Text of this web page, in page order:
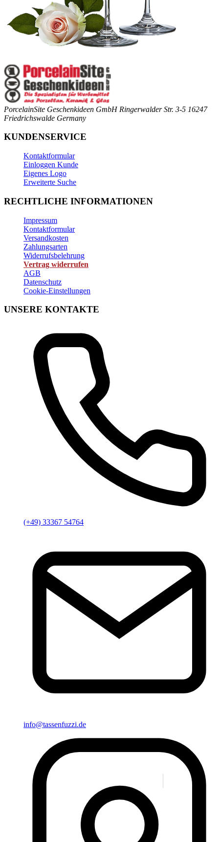
PorcelainSite Geschenkideen GmbH Ringerwalder Str. 3-5 16247
Friedrichswalde Germany
KUNDENSERVICE
Kontaktformular
Einloggen Kunde
Eigenes Logo
Erweiterte Suche
RECHTLICHE INFORMATIONEN
Impressum
Kontaktformular
Versandkosten
Zahlungsarten
Widerrufsbelehrung
Vertrag widerrufen
AGB
Datenschutz
Cookie-Einstellungen
UNSERE KONTAKTE
(+49) 33367 54764
info@tassenfuzzi.de